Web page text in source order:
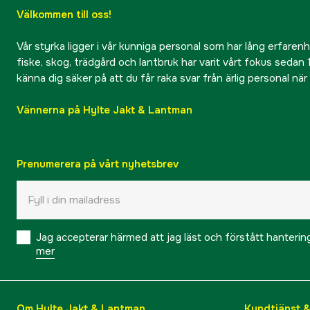
Välkommen till oss!
Vår styrka ligger i vår kunniga personal som har lång
fiske, skog, trädgård och lantbruk har varit vårt fokus sedan
känna dig säker på att du får raka svar från ärlig personal
Vännerna på Hylte Jakt & Lantman
Prenumerera på vårt nyhetsbrev
Jag accepterar härmed att jag läst och förstått
mer